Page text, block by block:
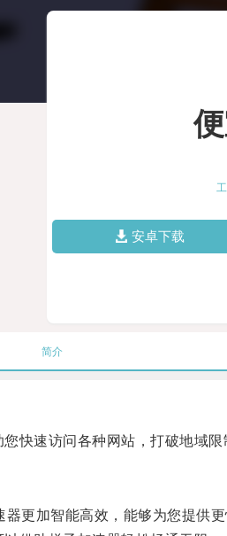
安卓下载
简介
速访问各种网站，打破地域限
加智能高效，能够为您提供更